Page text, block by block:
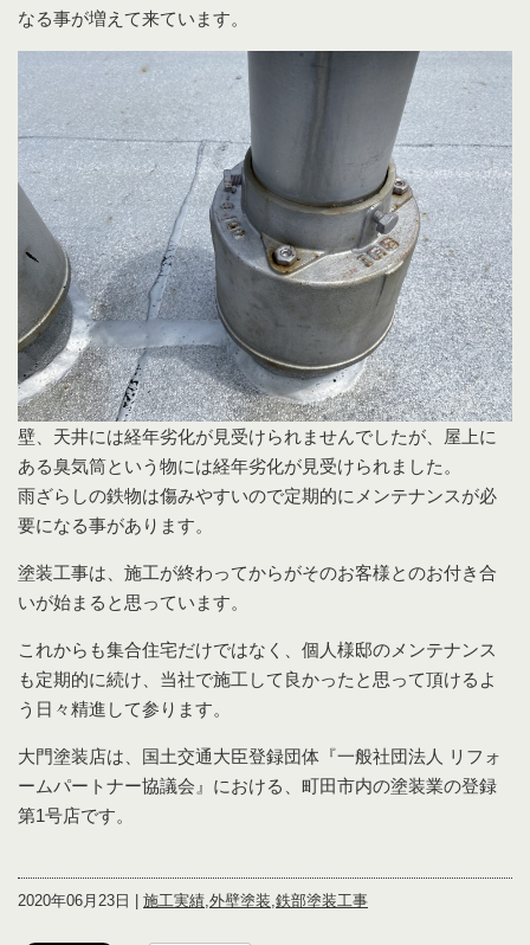
なる事が増えて来ています。
壁、天井には経年劣化が見受けられませんでしたが、屋上に
ある臭気筒という物には経年劣化が見受けられました。
雨ざらしの鉄物は傷みやすいので定期的にメンテナンスが必
要になる事があります。
塗装工事は、施工が終わってからがそのお客様とのお付き合
いが始まると思っています。
これからも集合住宅だけではなく、個人様邸のメンテナンス
も定期的に続け、当社で施工して良かったと思って頂けるよ
う日々精進して参ります。
大門塗装店は、国土交通大臣登録団体『一般社団法人 リフォ
ームパートナー協議会』における、町田市内の塗装業の登録
第1号店です。
2020年06月23日 | 施工実績,外壁塗装,鉄部塗装工事